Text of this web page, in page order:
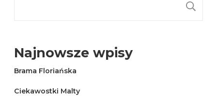
Najnowsze wpisy
Brama Floriańska
Ciekawostki Malty